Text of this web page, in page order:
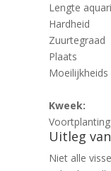
Lengte
Hardheid
Zuurtegraad
Plaats
Moeilijkheids
Kweek:
Voortplanting
Uitleg
Niet alle